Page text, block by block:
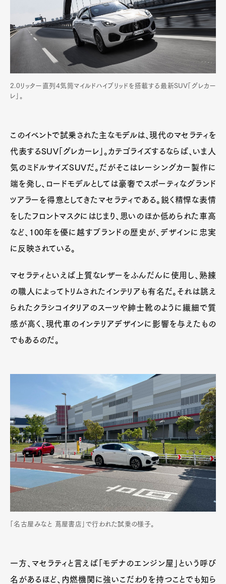
Art&Design WatchFashion
Pen Membership
Magazine
Contact
Pen Meet
2.0リッター直列4気筒マイルドハイブリッドを搭載する最新SUV「グレカー
レ」。
このイベントで試乗された主なモデルは、現代のマセラティを
代表するSUV「グレカーレ」。カテゴライズするならば、いま人
気のミドルサイズSUVだ。だがそこはレーシングカー製作に
端を発し、ロードモデルとしては豪奢でスポーティなグランド
ツアラーを得意としてきたマセラティである。鋭く精悍な表情
をしたフロントマスクにはじまり、思いのほか低められた車高
など、100年を優に越すブランドの歴史が、デザインに忠実
に反映されている。
マセラティといえば上質なレザーをふんだんに使用し、熟練
の職人によってトリムされたインテリアも有名だ。それは誂え
られたクラシコイタリアのスーツや紳士靴のように繊細で質
感が高く、現代車のインテリアデザインに影響を与えたもの
でもあるのだ。
「名古屋みなと 蔦屋書店」で行われた試乗の様子。
一方、マセラティと言えば「モデナのエンジン屋」という呼び
名があるほど、内燃機関に強いこだわりを持つことでも知ら